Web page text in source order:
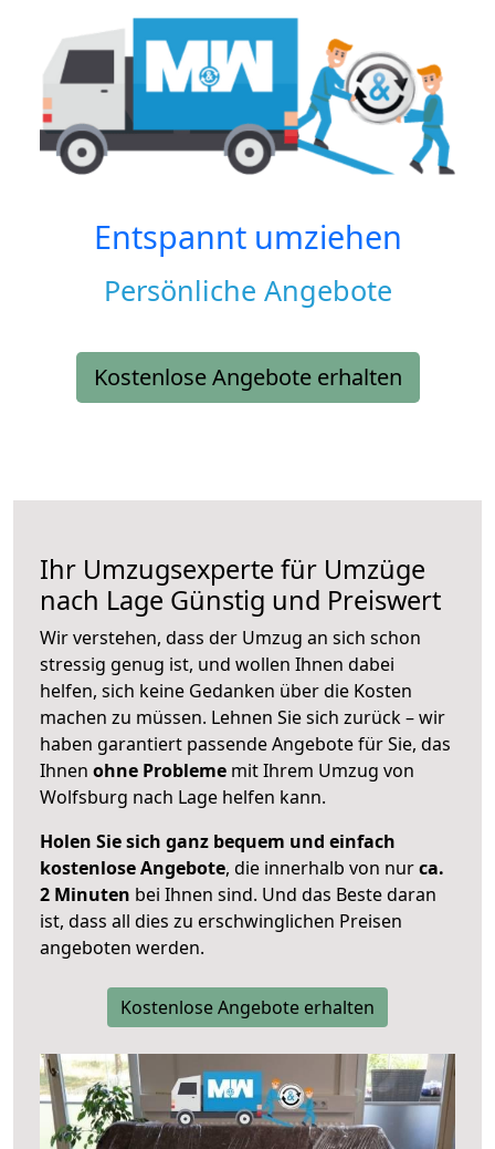
Entspannt umziehen
Persönliche Angebote
Kostenlose Angebote erhalten
Ihr Umzugsexperte für Umzüge
nach Lage Günstig und Preiswert
Wir verstehen, dass der Umzug an sich schon
stressig genug ist, und wollen Ihnen dabei
helfen, sich keine Gedanken über die Kosten
machen zu müssen. Lehnen Sie sich zurück – wir
haben garantiert passende Angebote für Sie, das
Ihnen ohne Probleme mit Ihrem Umzug von
Wolfsburg nach Lage helfen kann.
Holen Sie sich ganz bequem und einfach
kostenlose Angebote, die innerhalb von nurca.
2 Minuten bei Ihnen sind. Und das Beste daran
ist, dass all dies zu erschwinglichen Preisen
angeboten werden.
Kostenlose Angebote erhalten